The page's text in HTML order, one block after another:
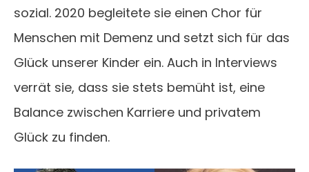
sozial. 2020 begleitete sie einen Chor für
Menschen mit Demenz und setzt sich für das
Glück unserer Kinder ein. Auch in Interviews
verrät sie, dass sie stets bemüht ist, eine
Balance zwischen Karriere und privatem
Glück zu finden.